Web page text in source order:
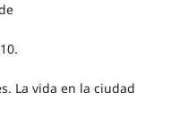
La vida en la ciudad